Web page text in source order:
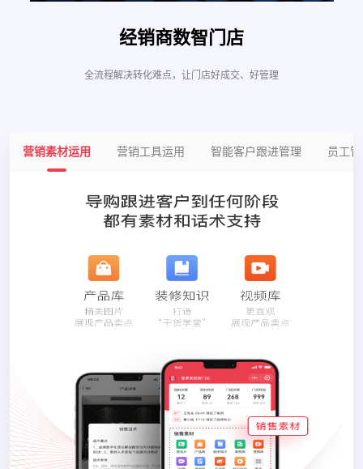
经销商数智门店
全流程解决转化难点，让门店好成交、好管理
营销素材运用 营销工具运用 智能客户跟进管理 员工